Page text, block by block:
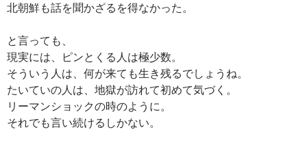
北朝鮮も話を聞かざるを得なかった。
と言っても、
現実には、ピンとくる人は極少数。
そういう人は、何が来ても生き残るでしょうね。
たいていの人は、地獄が訪れて初めて気づく。
リーマンショックの時のように。
それでも言い続けるしかない。